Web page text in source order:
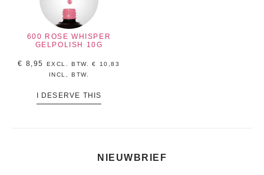
600 ROSE WHISPER
GELPOLISH 10G
€ 8,95 EXCL. BTW.€
10,83
INCL, BTW.
I DESERVE THIS
NIEUWBRIEF